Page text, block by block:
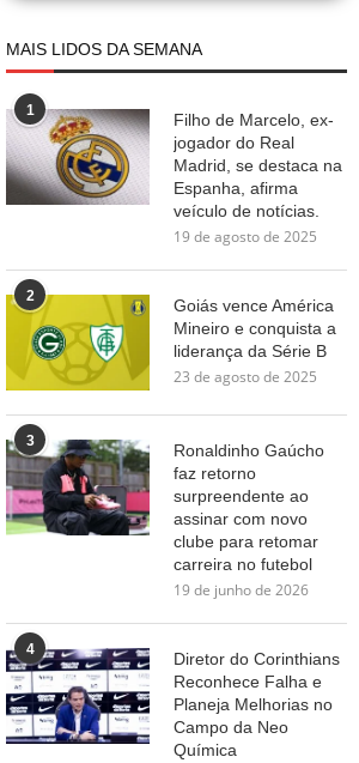
MAIS LIDOS DA SEMANA
1
Filho de Marcelo, ex-
jogador do Real
Madrid, se destaca na
Espanha, afirma
veículo de notícias.
19 de agosto de 2025
2
Goiás vence América
Mineiro e conquista a
liderança da Série B
23 de agosto de 2025
3
Ronaldinho Gaúcho
faz retorno
surpreendente ao
assinar com novo
clube para retomar
carreira no futebol
19 de junho de 2026
4
Diretor do Corinthians
Reconhece Falha e
Planeja Melhorias no
Campo da Neo
Química